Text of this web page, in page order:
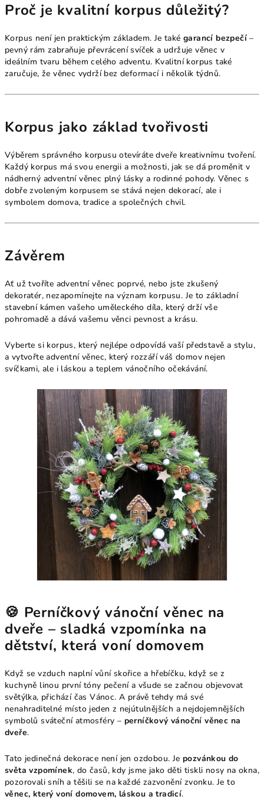
Proč je kvalitní korpus důležitý?
Korpus není jen praktickým základem. Je také garancí bezpečí –
pevný rám zabraňuje převrácení svíček a udržuje věnec v
ideálním tvaru během celého adventu. Kvalitní korpus také
zaručuje, že věnec vydrží bez deformací i několik týdnů.
Korpus jako základ tvořivosti
Výběrem správného korpusu otevíráte dveře kreativnímu tvoření.
Každý korpus má svou energii a možnosti, jak se dá proměnit v
nádherný adventní věnec plný lásky a rodinné pohody. Věnec s
dobře zvoleným korpusem se stává nejen dekorací, ale i
symbolem domova, tradice a společných chvil.
Závěrem
Ať už tvoříte adventní věnec poprvé, nebo jste zkušený
dekoratér, nezapomínejte na význam korpusu. Je to základní
stavební kámen vašeho uměleckého díla, který drží vše
pohromadě a dává vašemu věnci pevnost a krásu.
Vyberte si korpus, který nejlépe odpovídá vaší představě a stylu,
a vytvořte adventní věnec, který rozzáří váš domov nejen
svíčkami, ale i láskou a teplem vánočního očekávání.
🍪 Perníčkový vánoční věnec na
dveře – sladká vzpomínka na
dětství, která voní domovem
Když se vzduch naplní vůní skořice a hřebíčku, když se z
kuchyně linou první tóny pečení a všude se začnou objevovat
světýlka, přichází čas Vánoc. A právě tehdy má své
nenahraditelné místo jeden z nejútulnějších a nejdojemnějších
symbolů sváteční atmosféry – perníčkový vánoční věnec na
dveře.
Tato jedinečná dekorace není jen ozdobou. Je pozvánkou do
světa vzpomínek, do časů, kdy jsme jako děti tiskli nosy na okna,
pozorovali sníh a těšili se na každé zazvonění zvonku. Je to
věnec, který voní domovem, láskou a tradicí.